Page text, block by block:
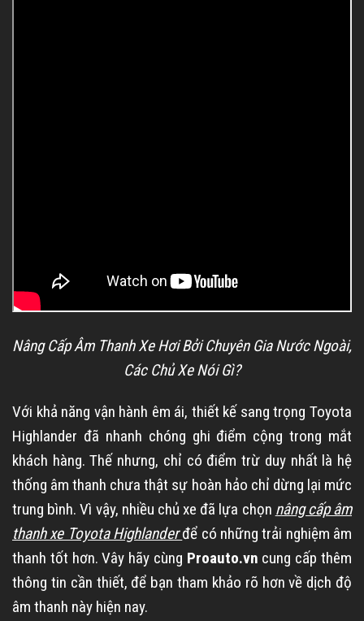
Nâng Cấp Âm Thanh Xe Hơi Bởi Chuyên Gia Nước Ngoài,
Các Chủ Xe Nói Gì?
Với khả năng vận hành êm ái, thiết kế sang trọng Toyota
Highlander đã nhanh chóng ghi điểm cộng trong mắt
khách hàng. Thế nhưng, chỉ có điểm trừ duy nhất là hệ
thống âm thanh chưa thật sự hoàn hảo chỉ dừng lại mức
trung bình. Vì vậy, nhiều chủ xe đã lựa chọn nâng cấp âm
thanh xe Toyota Highlanderđể có những trải nghiệm âm
thanh tốt hơn. Vây hãy cùng Proauto.vn cung cấp thêm
thông tin cần thiết, để bạn tham khảo rõ hơn về dịch độ
âm thanh này hiện nay.